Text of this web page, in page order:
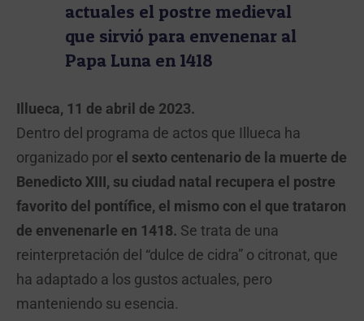
actuales el postre medieval
que sirvió para envenenar al
Papa Luna en 1418
Illueca, 11 de abril de 2023.
Dentro del programa de actos que Illueca ha
organizado por el sexto centenario de la muerte de
Benedicto XIII, su ciudad natal recupera el postre
favorito del pontífice, el mismo con el que trataron
de envenenarle en 1418. Se trata de una
reinterpretación del “dulce de cidra” o citronat, que
ha adaptado a los gustos actuales, pero
manteniendo su esencia.